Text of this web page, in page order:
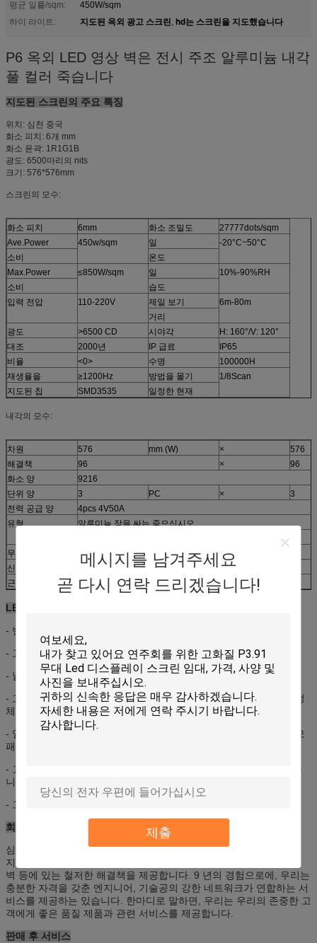
메시지를 남겨주세요
곧 다시 연락 드리겠습니다!
제출
평균 일률/sqm:
450W/sqm
하이 라이트:
지도된 옥외 광고 스크린, hd는 스크린을 지도했습니다
P6 옥외 LED 영상 벽은 전시 주조 알루미늄 내각
풀 컬러 죽습니다
지도된 스크린의 주요 특징
위치: 심천 중국
화소 피치: 6개 mm
화소 윤곽: 1R1G1B
광도: 6500마리의 nits
크기: 576*576mm
스크린의 모수:
화소 피치 6mm 화소 조밀도
27777dots/sqm
Ave.Power
450w/sqm 일
-20°C~50°C
소비
온도
Max.Power
≤850W/sqm 일
10%-90%RH
소비
습도
입력 전압
110-220V 제일 보기
6m-80m
거리
광도
>6500 CD 시야각
H: 160°/V: 120°
대조
2000년 IP 급료
IP65
비율
<0> 수명
100000H
재생율을
≥1200Hz 방법을 몰기
1/8Scan
지도된 칩
SMD3535 일정한 현재
내각의 모수:
차원 576 mm (W) ×
576
해결책
96 ×
96
화소 양
9216
단위 양
3 PC ×
3
전력 공급 양
4pcs 4V50A
유형
알루미늄 장을 싸는 죽으십시오
무게
10.0 Kg
신호 인터페이스
DVI
근원 겸용성
YPbPr, PAL/NTSC의 S 영상, HDMI, VGA, HD_SDI
LED 스크린 이점
- 빈번하 사용한 옥외 풀 컬러는 스크린을 지도했습니다
- 고품질 및 광도
- 넓은 색 공간 및 긴 수명
- 고명한 공장 자동적인 장비 생성에서 높은 신뢰성 그리고 반대로 정
체되는 지도된 칩 채택
- 일정한 현재는, 지도된 패널 및 신뢰성과 유지가능성을 개량하는 모
패널 따로따로 디자인됩니다,
- 고품질은 납품의 앞에 물 살포 시험을 통과하는 실리콘을 밀봉했습
니다
- 고정확도 및 수 통제 금속 판 장.
회사 묘사
심천 KAILITE OPTELECTRONIC 범죄자는., 주식 회사 중국에 있는
지도한 스크린 제조자입니다. 우리는 실내와 옥외 풀 컬러 LED 영상
벽 등에 있는 철저한 해결책을 제공합니다. 9 년의 경험으로에, 우리는
충분한 자격을 갖춘 엔지니어, 기술공의 강한 네트워크가 연합하는 서
비스를 제공하는 있습니다. 한마디로 말하면, 우리는 우리의 존중한 고
객에게 좋은 품질 제품과 관련 서비스를 제공합니다.
판매 후 서비스